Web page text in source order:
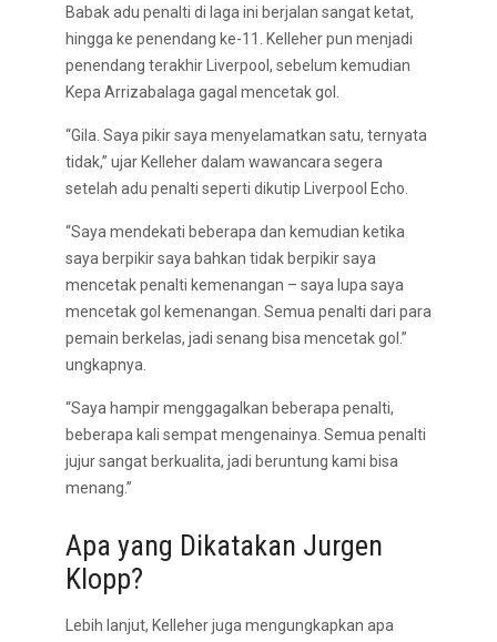
Babak adu penalti di laga ini berjalan sangat ketat,
hingga ke penendang ke-11. Kelleher pun menjadi
penendang terakhir Liverpool, sebelum kemudian
Kepa Arrizabalaga gagal mencetak gol.
“Gila. Saya pikir saya menyelamatkan satu, ternyata
tidak,” ujar Kelleher dalam wawancara segera
setelah adu penalti seperti dikutip Liverpool Echo.
“Saya mendekati beberapa dan kemudian ketika
saya berpikir saya bahkan tidak berpikir saya
mencetak penalti kemenangan – saya lupa saya
mencetak gol kemenangan. Semua penalti dari para
pemain berkelas, jadi senang bisa mencetak gol.”
ungkapnya.
“Saya hampir menggagalkan beberapa penalti,
beberapa kali sempat mengenainya. Semua penalti
jujur sangat berkualita, jadi beruntung kami bisa
menang.”
Apa yang Dikatakan Jurgen
Klopp?
Lebih lanjut, Kelleher juga mengungkapkan apa